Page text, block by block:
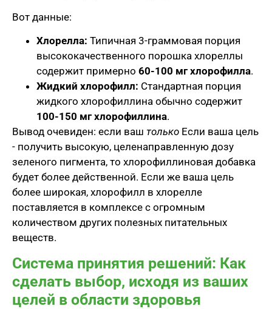
Вот данные:
Хлорелла: Типичная 3-граммовая порция
высококачественного порошка хлореллы
содержит примерно 60-100 мг хлорофилла.
Жидкий хлорофилл: Стандартная порция
жидкого хлорофиллина обычно содержит
100-150 мг хлорофиллина.
Вывод очевиден: если ваш только Если ваша цель
- получить высокую, целенаправленную дозу
зеленого пигмента, то хлорофиллиновая добавка
будет более действенной. Если же ваша цель
более широкая, хлорофилл в хлорелле
поставляется в комплексе с огромным
количеством других полезных питательных
веществ.
Система принятия решений: Как
сделать выбор, исходя из ваших
целей в области здоровья